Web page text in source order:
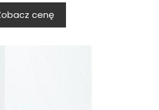
cenę